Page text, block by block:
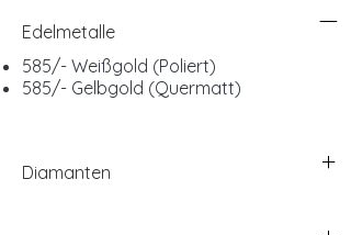
Edelmetalle
585/- Weißgold (Poliert)
585/- Gelbgold (Quermatt)
Diamanten